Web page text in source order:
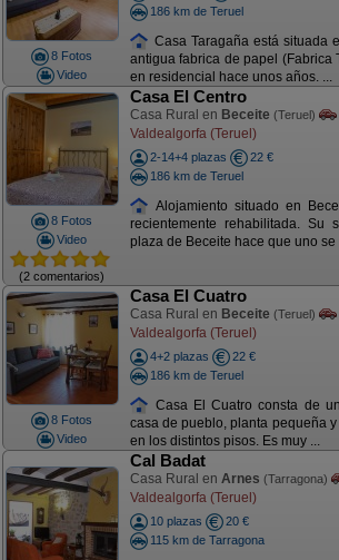
8 Fotos
Video
186 km de Teruel
Casa Taragaña está situada
antigua fabrica de papel (Fabrica
en residencial hace unos años. ...
8 Fotos
Video
(2 comentarios)
Casa El Centro
Casa Rural en Beceite (Teruel)
Valdealgorfa (Teruel)
2-14+4 plazas
22 €
186 km de Teruel
Alojamiento situado en
recientemente rehabilitada. Su
plaza de Beceite hace que uno se
8 Fotos
Video
Casa El Cuatro
Casa Rural en Beceite (Teruel)
Valdealgorfa (Teruel)
4+2 plazas
22 €
186 km de Teruel
Casa El Cuatro consta de
casa de pueblo, planta pequeña
en los distintos pisos. Es muy ...
Cal Badat
Casa Rural en Arnes (Tarragona)
Valdealgorfa (Teruel)
10 plazas
20 €
115 km de Tarragona